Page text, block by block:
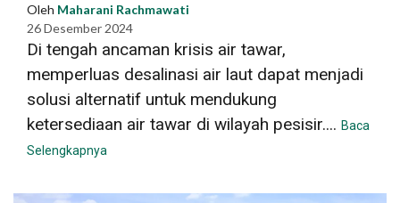
Oleh Maharani Rachmawati
26 Desember 2024
Di tengah ancaman krisis air tawar,
memperluas desalinasi air laut dapat menjadi
solusi alternatif untuk mendukung
ketersediaan air tawar di wilayah pesisir.... Baca
Selengkapnya